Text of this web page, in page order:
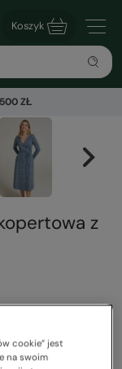
Koszyk
ZŁ
z
cookie” jest
na swoim